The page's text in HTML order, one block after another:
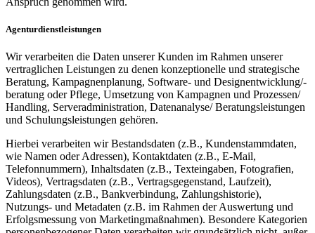
Agenturdienstleistungen
Wir verarbeiten die Daten unserer Kunden im Rahmen unserer
vertraglichen Leistungen zu denen konzeptionelle und strategische
Beratung, Kampagnenplanung, Software- und Designentwicklung/-
beratung oder Pflege, Umsetzung von Kampagnen und Prozessen/
Handling, Serveradministration, Datenanalyse/ Beratungsleistungen
und Schulungsleistungen gehören.
Hierbei verarbeiten wir Bestandsdaten (z.B., Kundenstammdaten,
wie Namen oder Adressen), Kontaktdaten (z.B., E-Mail,
Telefonnummern), Inhaltsdaten (z.B., Texteingaben, Fotografien,
Videos), Vertragsdaten (z.B., Vertragsgegenstand, Laufzeit),
Zahlungsdaten (z.B., Bankverbindung, Zahlungshistorie),
Nutzungs- und Metadaten (z.B. im Rahmen der Auswertung und
Erfolgsmessung von Marketingmaßnahmen). Besondere Kategorien